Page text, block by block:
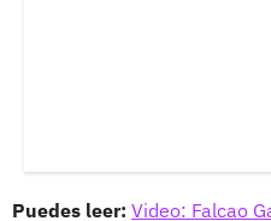
Puedes leer: Video: Falcao